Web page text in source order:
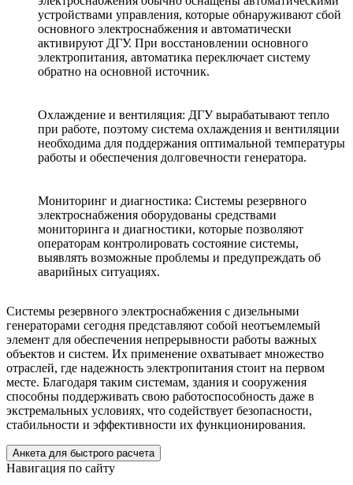
устройствами управления, которые обнаруживают сбой
основного электроснабжения и автоматически
активируют ДГУ. При восстановлении основного
электропитания, автоматика переключает систему
обратно на основной источник.
Охлаждение и вентиляция: ДГУ вырабатывают тепло
при работе, поэтому система охлаждения и вентиляции
необходима для поддержания оптимальной температуры
работы и обеспечения долговечности генератора.
Мониторинг и диагностика: Системы резервного
электроснабжения оборудованы средствами
мониторинга и диагностики, которые позволяют
операторам контролировать состояние системы,
выявлять возможные проблемы и предупреждать об
аварийных ситуациях.
Системы резервного электроснабжения с дизельными
генераторами сегодня представляют собой неотъемлемый
элемент для обеспечения непрерывности работы важных
объектов и систем. Их применение охватывает множество
отраслей, где надежность электропитания стоит на первом
месте. Благодаря таким системам, здания и сооружения
способны поддерживать свою работоспособность даже в
экстремальных условиях, что содействует безопасности,
стабильности и эффективности их функционирования.
Анкета для быстрого расчета
Навигация по сайту